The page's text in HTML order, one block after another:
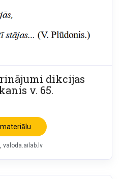
dikcijas
v. 65.
valoda.ailab.lv